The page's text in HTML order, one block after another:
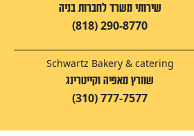
שירותי משרד לחברות בניה
(818) 290-8770
Schwartz Bakery & catering
שוורץ מאפיה וקייטרינג
(310) 777-7577